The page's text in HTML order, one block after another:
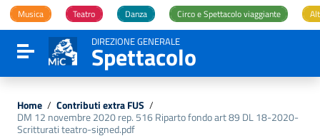
Vai ai contenuti
Vai al menu di navigazione
Vai al footer
Musica Teatro Danza Circo e Spettacolo viaggiante
Attiva / disattiva la navigazione
DIREZIONE GENERALE
Spettacolo
Home / Contributi extra FUS /
DM 12 novembre 2020 rep. 516 Riparto fondo art 89 DL 18-2020-
Scritturati teatro-signed.pdf